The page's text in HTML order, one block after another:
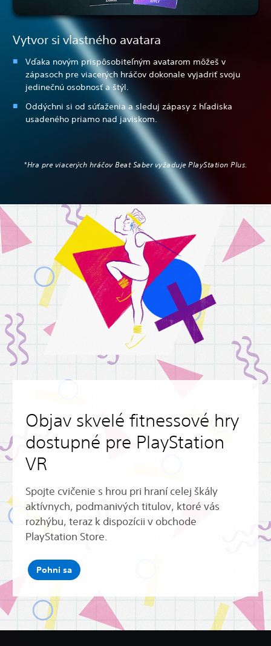
Vytvor si vlastného avatara
Vďaka novým prispôsobiteľným avatarom môžeš v
zápasoch pre viacerých hráčov dokonale vyjadriť svoju
jedinečnú osobnosť a štýl.
Oddýchni si od súťaženia a sleduj zápasy z hľadiska
usadeného priamo nad javiskom.
*Hra pre viacerých hráčov Beat Saber vyžaduje PlayStation Plus.
Objav skvelé fitnessové hry
dostupné pre PlayStation
VR
Spojte cvičenie s hrou pri hraní celej škály
aktívnych, podmanivých titulov, ktoré vás
rozhýbu, teraz k dispozícii v obchode
PlayStation Store.
Pohni sa